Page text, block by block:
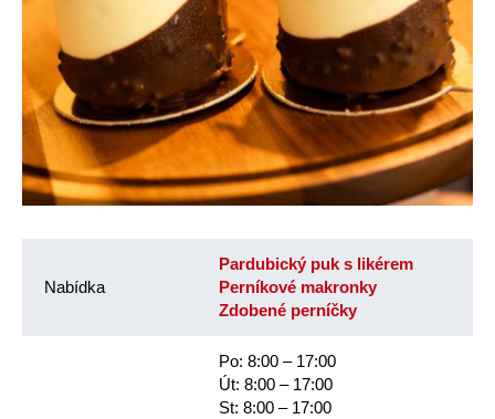
Nabídka
Pardubický puk s likérem
Perníkové makronky
Zdobené perníčky
Po: 8:00 – 17:00
Út: 8:00 – 17:00
St: 8:00 – 17:00